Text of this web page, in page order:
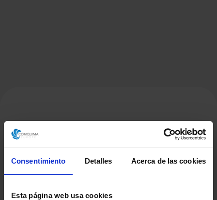
Consentimiento Detalles Acerca de las cookies
Esta página web usa cookies
Productos Relacionados